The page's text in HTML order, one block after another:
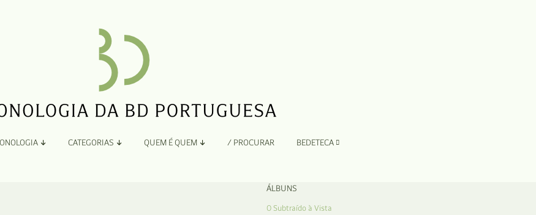
CATEGORIAS QUEM É QUEM / PROCURAR BEDETECA
ÁLBUNS
O Subtraído à Vista